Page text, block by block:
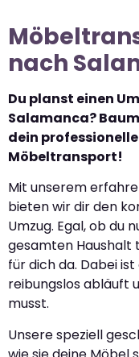
nach
Du planst einen
Salamanca?
dein
Möbeltransport!
Mit unserem
bieten wir dir den
Umzug. Egal, ob du
gesamten
für dich da. Dabei
reibungslos abläuft
musst.
Unsere speziell